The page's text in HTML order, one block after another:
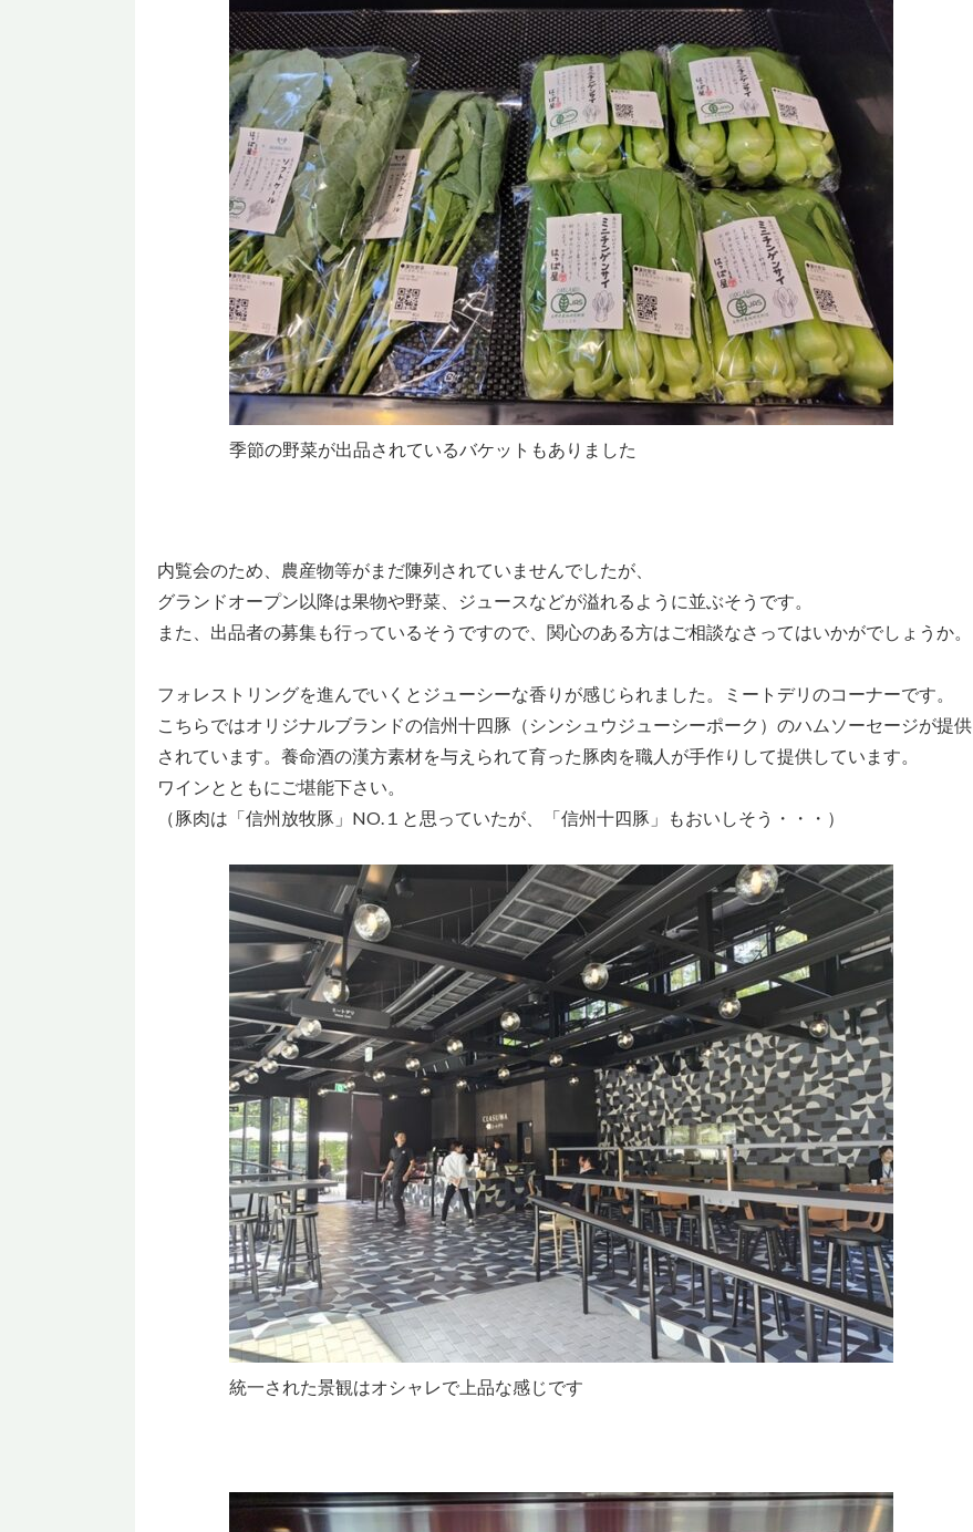
季節の野菜が出品されているバケットもありました
内覧会のため、農産物等がまだ陳列されていませんでしたが、
グランドオープン以降は果物や野菜、ジュースなどが溢れるように並ぶそうです。
また、出品者の募集も行っているそうですので、関心のある方はご相談なさってはいかがでしょうか。
フォレストリングを進んでいくとジューシーな香りが感じられました。ミートデリのコーナーです。
こちらではオリジナルブランドの信州十四豚（シンシュウジューシーポーク）のハムソーセージが提供
されています。養命酒の漢方素材を与えられて育った豚肉を職人が手作りして提供しています。
ワインとともにご堪能下さい。
（豚肉は「信州放牧豚」NO.１と思っていたが、「信州十四豚」もおいしそう・・・）
統一された景観はオシャレで上品な感じです